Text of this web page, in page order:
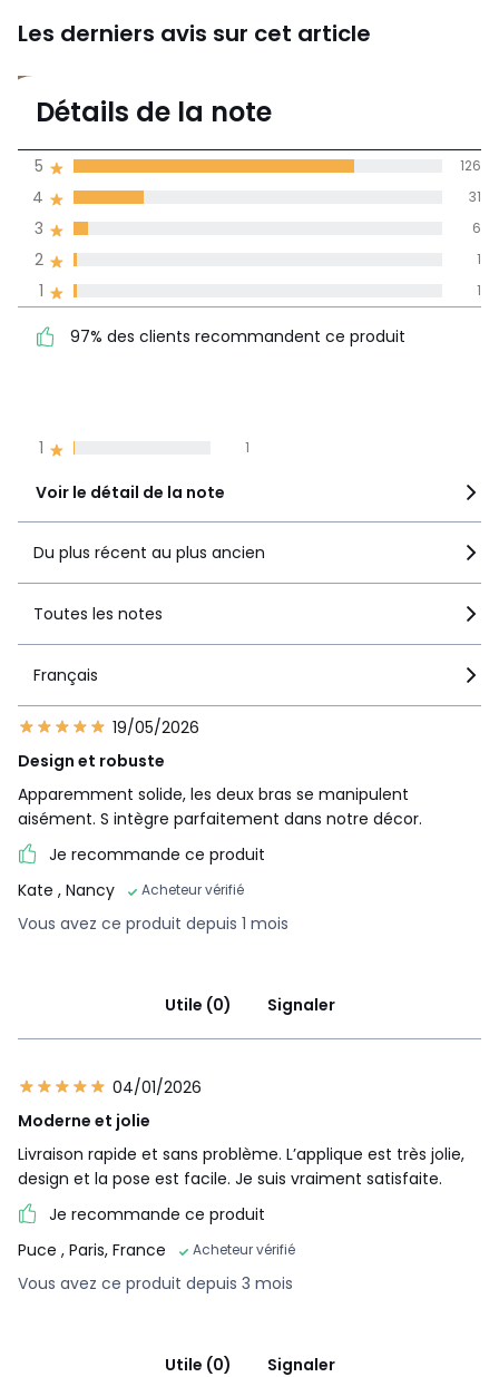
Les derniers avis sur cet article
4,7
de moyenne
obtenue sur
1 1
4
recommandent ce produit
Voir le détail de la note
Détails de la note
1 1
2 1
3 6
4 31
5 126
97% des clients recommandent ce produit
Du plus récent au plus ancien
Toutes les notes
Français
19/05/2026
Design et robuste
Apparemment solide, les deux bras se manipulent
aisément. S intègre parfaitement dans notre décor.
Je recommande ce produit
Kate , Nancy Acheteur vérifié
Vous avez ce produit depuis 1 mois
Utile (0) Signaler
04/01/2026
Moderne et jolie
Livraison rapide et sans problème. L’applique est très jolie,
design et la pose est facile. Je suis vraiment satisfaite.
Je recommande ce produit
Puce , Paris, France Acheteur vérifié
Vous avez ce produit depuis 3 mois
Utile (0) Signaler